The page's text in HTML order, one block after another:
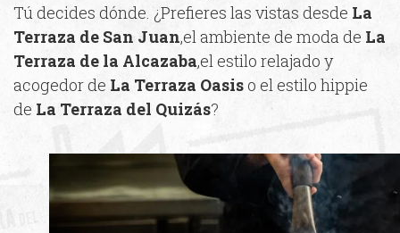
Tú decides dónde. ¿Prefieres las vistas desde La
Terraza de San Juan,el ambiente de moda de La
Terraza de la Alcazaba,el estilo relajado y
acogedor de La Terraza Oasis o el estilo hippie
de La Terraza del Quizás?